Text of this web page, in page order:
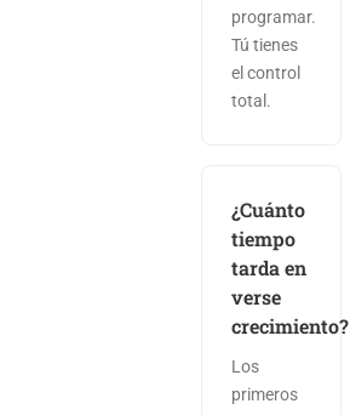
programar.
Tú tienes
el control
total.
¿Cuánto
tiempo
tarda en
verse
crecimiento?
Los
primeros